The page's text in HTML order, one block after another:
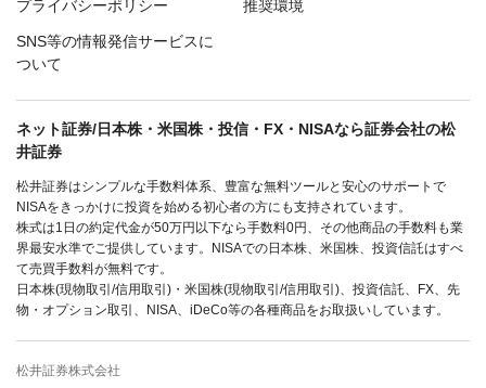
プライバシーポリシー 推奨環境
SNS等の情報発信サービスに
ついて
ネット証券/日本株・米国株・投信・FX・NISAなら証券会社の松
井証券
松井証券はシンプルな手数料体系、豊富な無料ツールと安心のサポートで
NISAをきっかけに投資を始める初心者の方にも支持されています。
株式は1日の約定代金が50万円以下なら手数料0円、その他商品の手数料も業
界最安水準でご提供しています。NISAでの日本株、米国株、投資信託はすべ
て売買手数料が無料です。
日本株(現物取引/信用取引)・米国株(現物取引/信用取引)、投資信託、FX、先
物・オプション取引、NISA、iDeCo等の各種商品をお取扱いしています。
松井証券株式会社